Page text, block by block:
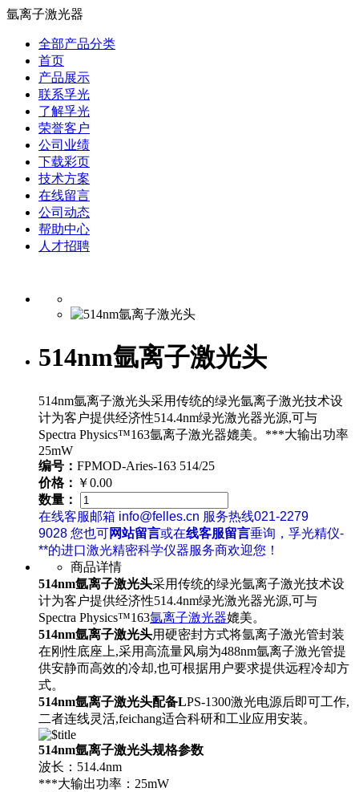
氩离子激光器
全部产品分类
首页
产品展示
联系孚光
了解孚光
荣誉客户
公司业绩
下载彩页
技术方案
在线留言
公司动态
帮助中心
人才招聘
514nm氩离子激光头
514nm氩离子激光头采用传统的绿光氩离子激光技术设
计为客户提供经济性514.4nm绿光激光器光源,可与
Spectra Physics™163氩离子激光器媲美。***大输出功率
25mW
编号： FPMOD-Aries-163 514/25
价格： ￥0.00
数量：
在线客服邮箱 info@felles.cn 服务热线021-2279
9028 您也可网站留言或在线客服留言垂询，孚光精仪-
**的进口激光精密科学仪器服务商欢迎您！
商品详情
514nm氩离子激光头采用传统的绿光氩离子激光技术设
计为客户提供经济性514.4nm绿光激光器光源,可与
Spectra Physics™163氩离子激光器媲美。
514nm氩离子激光头用硬密封方式将氩离子激光管封装
在刚性底座上,采用高流量风扇为488nm氩离子激光管提
供安静而高效的冷却,也可根据用户要求提供远程冷却方
式。
514nm氩离子激光头配备LPS-1300激光电源后即可工作,
二者连线灵活,feichang适合科研和工业应用安装。
514nm氩离子激光头规格参数
波长：514.4nm
***大输出功率：25mW